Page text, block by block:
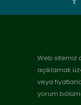
Web sitemiz
açıklamak
veya
yorum